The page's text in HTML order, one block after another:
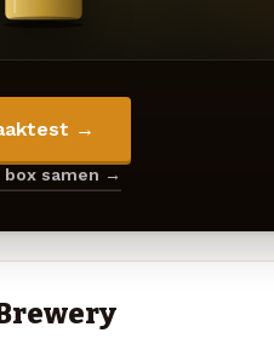
→
samen →